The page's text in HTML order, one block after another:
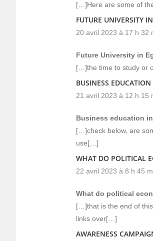
[…]Here are some of
FUTURE UNIVERSITY
20 avril 2023 à 17 h 32
Future University in
[…]the time to study or
BUSINESS
21 avril 2023 à 12 h 15
Business education
[…]check below, are
use[…]
WHAT DO POLITICAL
22 avril 2023 à 8 h 45
What do political
[…]that is the end of this
links over[…]
AWARENESS